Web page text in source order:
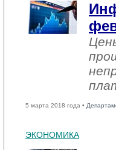
5 марта 2018 года •
ЭКОНОМИКА